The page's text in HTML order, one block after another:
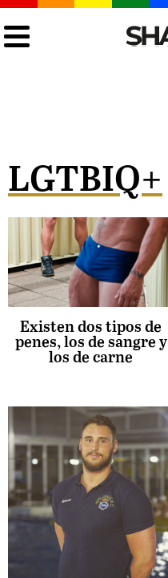
LGTBIQ+
Existen dos tipos de
penes, los de sangre y
los de carne